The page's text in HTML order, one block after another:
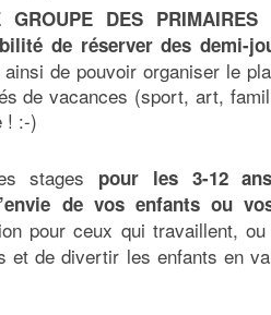
DES PRIMAIRES
de réserver des demi-
de pouvoir organiser le
de vacances (sport, art,
! :-)
stages pour les 3-12
de vos enfants ou
pour ceux qui travaillent, ou
et de divertir les enfants en